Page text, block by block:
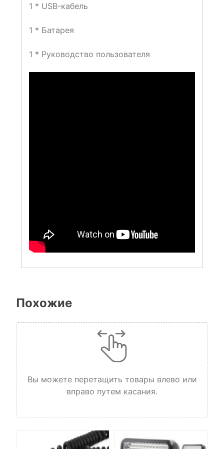
1 * USB-кабель
1 * Батарея
1 * Руководство пользователя
Похожие
Вы можете перетащить товары влево или
вправо путем касания.